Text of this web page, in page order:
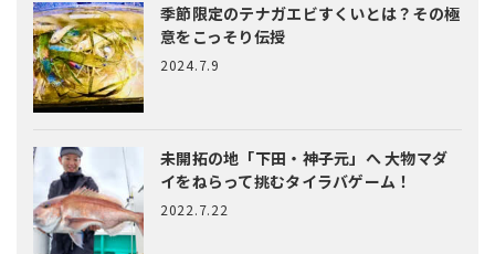
季節限定のテナガエビすくいとは？ その極
意をこっそり伝授
2024.7.9
未開拓の地「下田・神子元」へ大物マダ
イをねらって挑むタイラバゲーム！
2022.7.22